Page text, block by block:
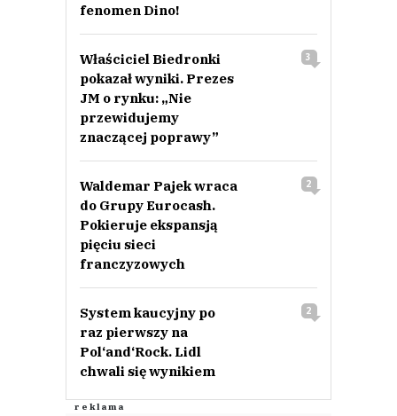
fenomen Dino!
Właściciel Biedronki
pokazał wyniki. Prezes
JM o rynku: „Nie
przewidujemy
znaczącej poprawy”
3
Waldemar Pajek wraca
do Grupy Eurocash.
Pokieruje ekspansją
pięciu sieci
franczyzowych
2
System kaucyjny po
raz pierwszy na
Pol‘and‘Rock. Lidl
chwali się wynikiem
2